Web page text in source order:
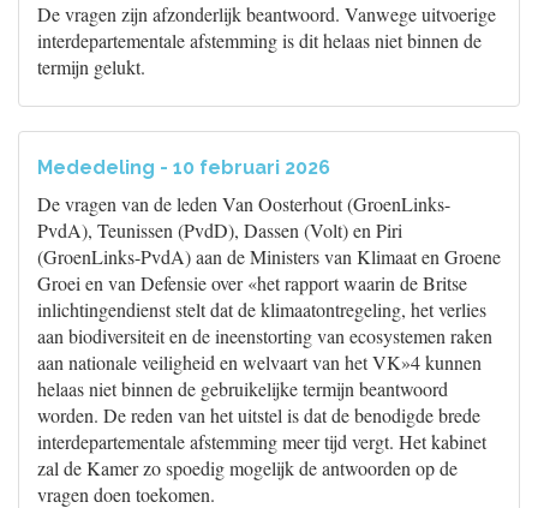
De vragen zijn afzonderlijk beantwoord. Vanwege uitvoerige
interdepartementale afstemming is dit helaas niet binnen de
termijn gelukt.
Mededeling - 10 februari 2026
De vragen van de leden Van Oosterhout (GroenLinks-
PvdA), Teunissen (PvdD), Dassen (Volt) en Piri
(GroenLinks-PvdA) aan de Ministers van Klimaat en Groene
Groei en van Defensie over «het rapport waarin de Britse
inlichtingendienst stelt dat de klimaatontregeling, het verlies
aan biodiversiteit en de ineenstorting van ecosystemen raken
aan nationale veiligheid en welvaart van het VK»4 kunnen
helaas niet binnen de gebruikelijke termijn beantwoord
worden. De reden van het uitstel is dat de benodigde brede
interdepartementale afstemming meer tijd vergt. Het kabinet
zal de Kamer zo spoedig mogelijk de antwoorden op de
vragen doen toekomen.